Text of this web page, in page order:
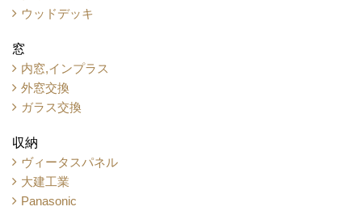
ウッドデッキ
窓
内窓,インプラス
外窓交換
ガラス交換
収納
ヴィータスパネル
大建工業
Panasonic